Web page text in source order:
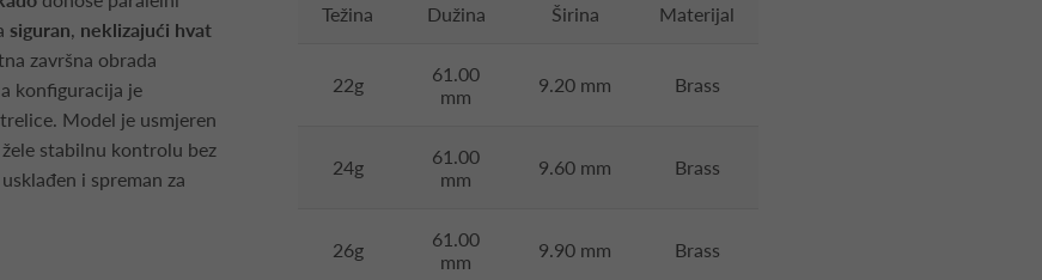
siguran, neklizajući hvat
završna obrada
konfiguracija je
Model je usmjeren
stabilnu kontrolu bez
i spreman za
Težina Dužina Širina Materijal
22g
61.00
mm
9.20 mm Brass
24g
61.00
mm
9.60 mm Brass
26g
61.00
mm
9.90 mm Brass